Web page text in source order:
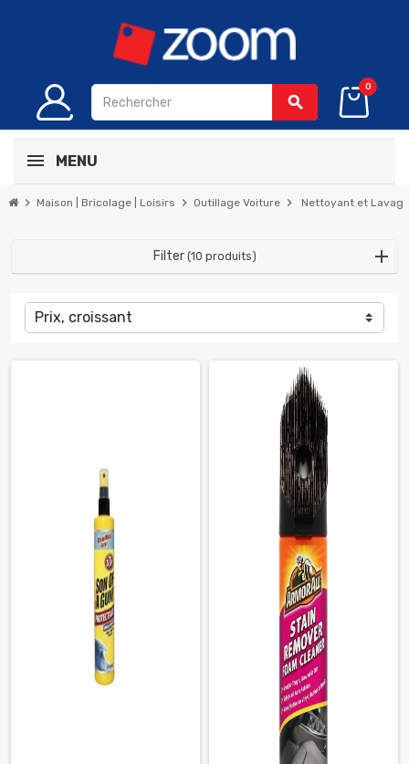
search
0
MENU
chevron_right Maison | Bricolage | Loisirs chevron_right Outillage Voiture chevron_right Nettoyant et Lavage
Filter (10 produits)
Prix, croissant